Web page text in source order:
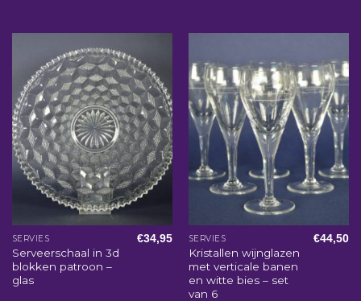
SERVIES
Serveerschaal in 3d
blokken patroon –
glas
€34,95 SERVIES
Kristallen wijnglazen
met verticale banen
en witte bies – set
van 6
€44,50